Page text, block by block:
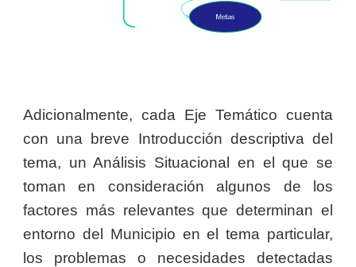
Adicionalmente, cada Eje Temático cuenta
con una breve Introducción descriptiva del
tema, un Análisis Situacional en el que se
toman en consideración algunos de los
factores más relevantes que determinan el
entorno del Municipio en el tema particular,
los problemas o necesidades detectadas